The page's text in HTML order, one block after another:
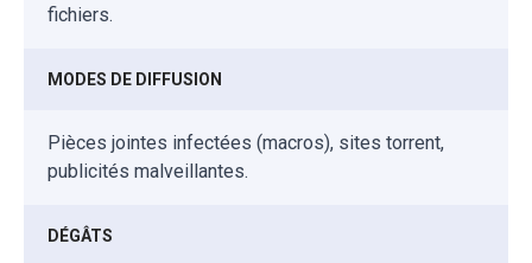
fichiers.
MODES DE DIFFUSION
Pièces jointes infectées (macros), sites torrent,
publicités malveillantes.
DÉGÂTS